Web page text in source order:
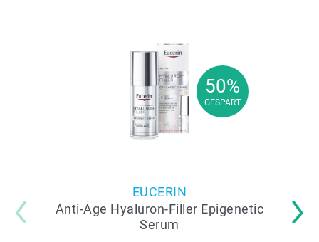
50%
GESPART
50%
GESPART
EUCERIN
Anti-Age Hyaluron-Filler Epigenetic
Serum